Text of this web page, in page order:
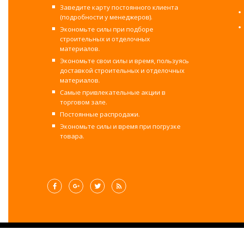
Заведите карту постоянного клиента
(подробности у менеджеров).
Экономьте силы при подборе
строительных и отделочных
материалов.
Экономьте свои силы и время, пользуясь
доставкой строительных и отделочных
материалов.
Самые привлекательные акции в
торговом зале.
Постоянные распродажи.
Экономьте силы и время при погрузке
товара.